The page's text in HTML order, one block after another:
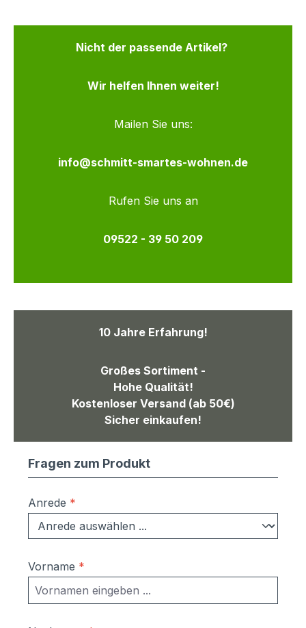
Nicht der passende Artikel?
Wir helfen Ihnen weiter!
Mailen Sie uns:
info@schmitt-smartes-wohnen.de
Rufen Sie uns an
09522 - 39 50 209
10 Jahre Erfahrung!
Großes Sortiment -
Hohe Qualität!
Kostenloser Versand (ab 50€)
Sicher einkaufen!
Fragen zum Produkt
Anrede *
Vorname *